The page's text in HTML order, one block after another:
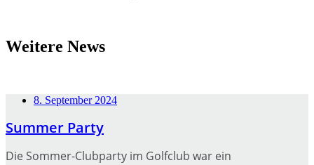
Weitere News
8. September 2024
Summer Party
Die Sommer-Clubparty im Golfclub war ein